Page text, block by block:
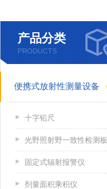
产品分类
PRODUCTS
便携式放射性测量设备
十字铅尺
光野照射野一致性检测板
固定式辐射报警仪
剂量面积乘积仪